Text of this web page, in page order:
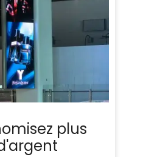
plus